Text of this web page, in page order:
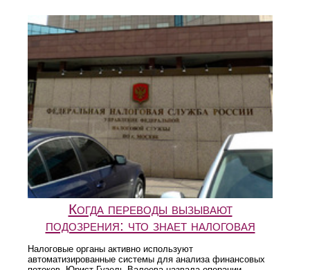
Когда переводы вызывают
подозрения: что знает налоговая
Налоговые органы активно используют
автоматизированные системы для анализа финансовых